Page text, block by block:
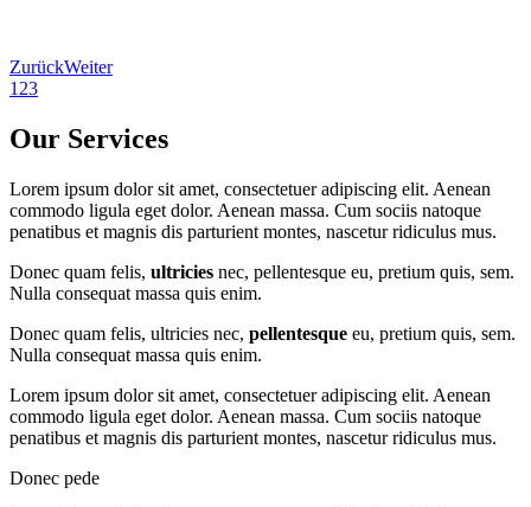
ZurückWeiter
123
Our Services
Lorem ipsum dolor sit amet, consectetuer adipiscing elit. Aenean
commodo ligula eget dolor. Aenean massa. Cum sociis natoque
penatibus et magnis dis parturient montes, nascetur ridiculus mus.
Donec quam felis, ultricies nec, pellentesque eu, pretium quis, sem.
Nulla consequat massa quis enim.
Donec quam felis, ultricies nec, pellentesque eu, pretium quis, sem.
Nulla consequat massa quis enim.
Lorem ipsum dolor sit amet, consectetuer adipiscing elit. Aenean
commodo ligula eget dolor. Aenean massa. Cum sociis natoque
penatibus et magnis dis parturient montes, nascetur ridiculus mus.
Donec pede